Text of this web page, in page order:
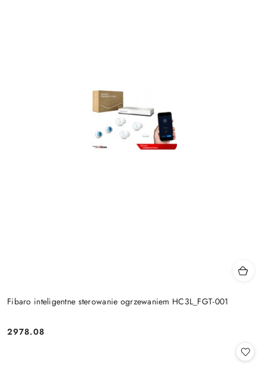
Fibaro inteligentne sterowanie ogrzewaniem HC3L_FGT-001
Cena:
2978.08